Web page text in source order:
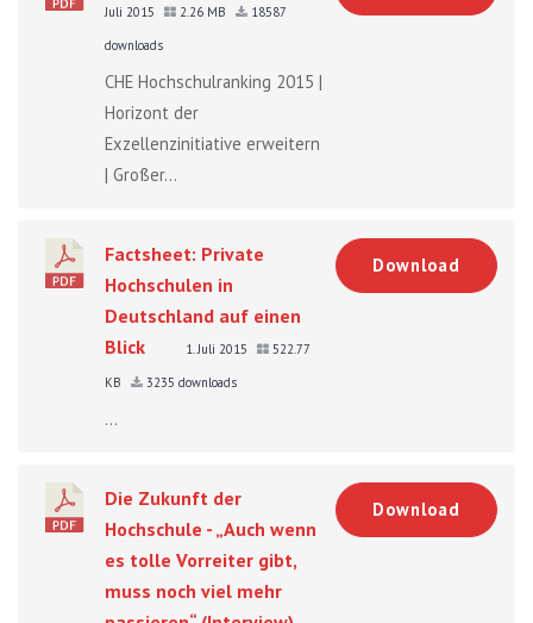
Juli 2015
2.26 MB
18587
downloads
CHE Hochschulranking 2015 |
Horizont der
Exzellenzinitiative erweitern
| Großer...
Factsheet: Private
Hochschulen in
Deutschland auf einen
Blick
1. Juli 2015
522.77
KB
3235 downloads
...
Download
Die Zukunft der
Hochschule - „Auch wenn
es tolle Vorreiter gibt,
muss noch viel mehr
Download